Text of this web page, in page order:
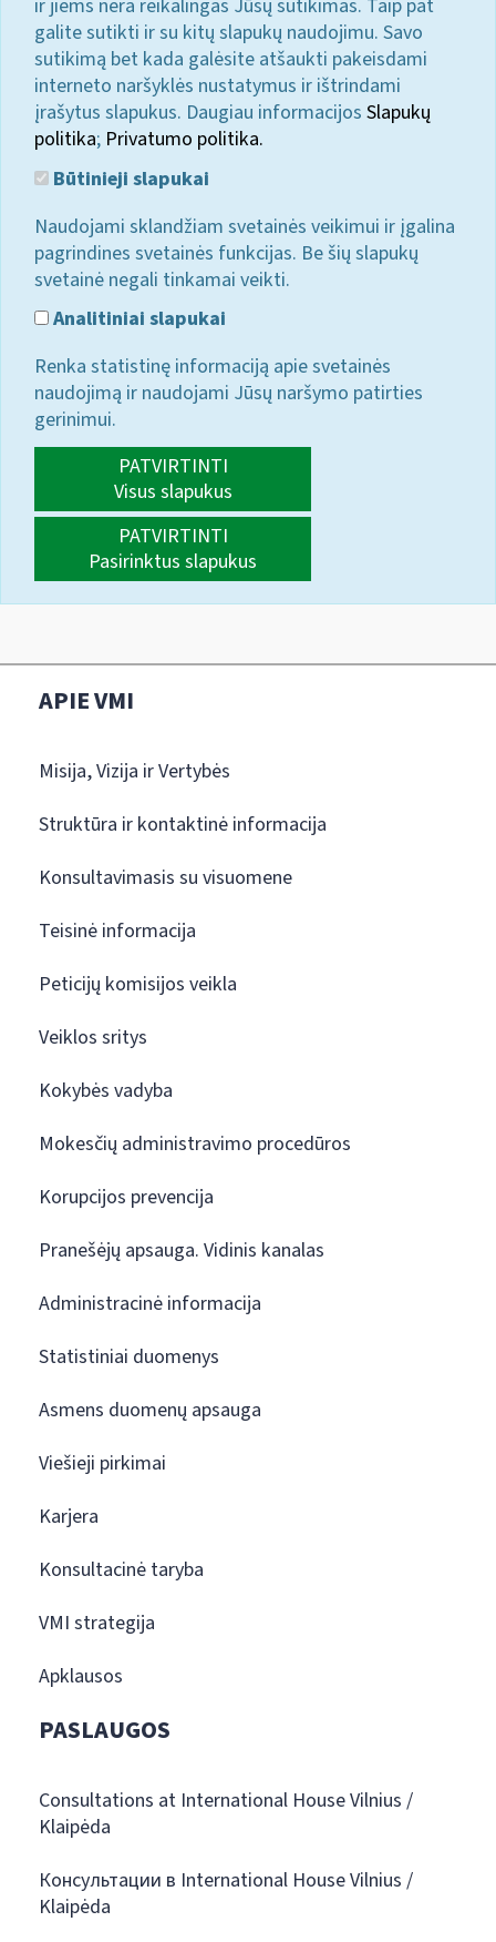
ir jiems nėra reikalingas Jūsų sutikimas. Taip pat
galite sutikti ir su kitų slapukų naudojimu. Savo
sutikimą bet kada galėsite atšaukti pakeisdami
interneto naršyklės nustatymus ir ištrindami
įrašytus slapukus. Daugiau informacijos Slapukų
politika; Privatumo politika.
Būtinieji slapukai
Naudojami sklandžiam svetainės veikimui ir įgalina
pagrindines svetainės funkcijas. Be šių slapukų
svetainė negali tinkamai veikti.
Analitiniai slapukai
Renka statistinę informaciją apie svetainės
naudojimą ir naudojami Jūsų naršymo patirties
gerinimui.
PATVIRTINTI
Visus slapukus
PATVIRTINTI
Pasirinktus slapukus
APIE VMI
Misija, Vizija ir Vertybės
Struktūra ir kontaktinė informacija
Konsultavimasis su visuomene
Teisinė informacija
Peticijų komisijos veikla
Veiklos sritys
Kokybės vadyba
Mokesčių administravimo procedūros
Korupcijos prevencija
Pranešėjų apsauga. Vidinis kanalas
Administracinė informacija
Statistiniai duomenys
Asmens duomenų apsauga
Viešieji pirkimai
Karjera
Konsultacinė taryba
VMI strategija
Apklausos
PASLAUGOS
Consultations at International House Vilnius /
Klaipėda
Консультации в International House Vilnius /
Klaipėda